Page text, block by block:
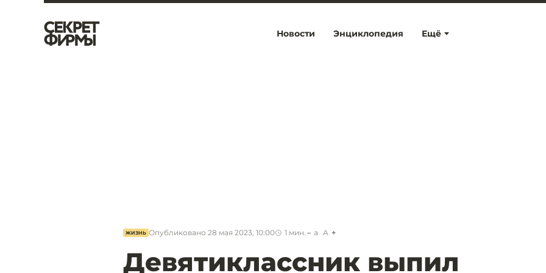
Ещё
Новости Энциклопедия
ЖИЗНЬ Опубликовано 28 мая 2023, 10:00 1 мин. a A
Девятиклассник выпил